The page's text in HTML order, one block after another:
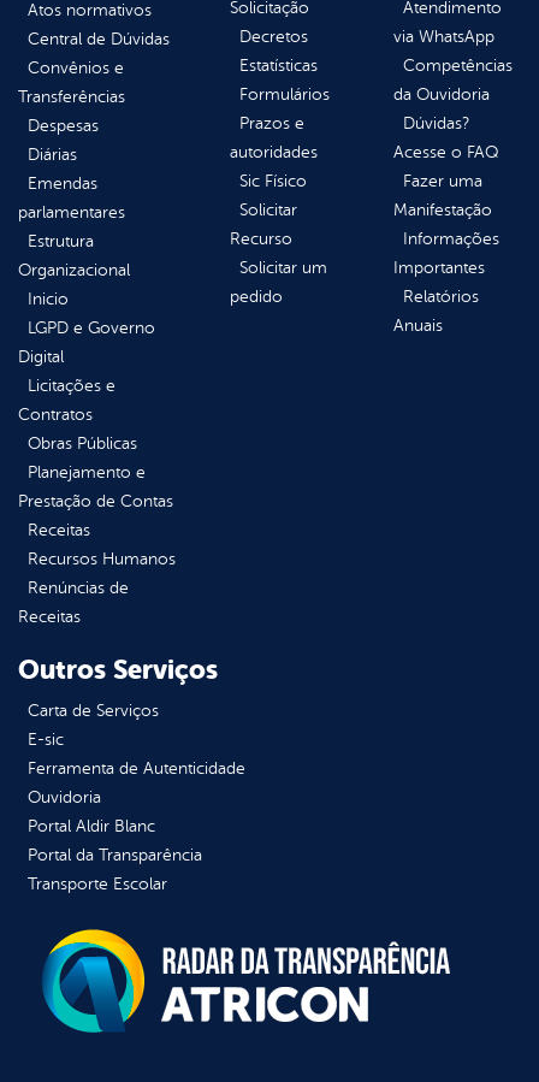
Atos normativos
Central de Dúvidas
Convênios e
Transferências
Despesas
Diárias
Emendas
parlamentares
Estrutura
Organizacional
Inicio
LGPD e Governo
Digital
Licitações e
Contratos
Obras Públicas
Planejamento e
Prestação de Contas
Receitas
Recursos Humanos
Renúncias de
Receitas
Solicitação
Decretos
Estatísticas
Formulários
Prazos e
autoridades
Sic Físico
Solicitar
Recurso
Solicitar um
pedido
Atendimento
via WhatsApp
Competências
da Ouvidoria
Dúvidas?
Acesse o FAQ
Fazer uma
Manifestação
Informações
Importantes
Relatórios
Anuais
Outros Serviços
Carta de Serviços
E-sic
Ferramenta de Autenticidade
Ouvidoria
Portal Aldir Blanc
Portal da Transparência
Transporte Escolar